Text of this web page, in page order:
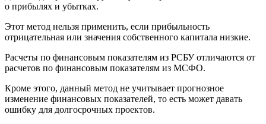
о прибылях и убытках.
Этот метод нельзя применить, если прибыльность
отрицательная или значения собственного капитала низкие.
Расчеты по финансовым показателям из РСБУ отличаются от
расчетов по финансовым показателям из МСФО.
Кроме этого, данный метод не учитывает прогнозное
изменение финансовых показателей, то есть может давать
ошибку для долгосрочных проектов.